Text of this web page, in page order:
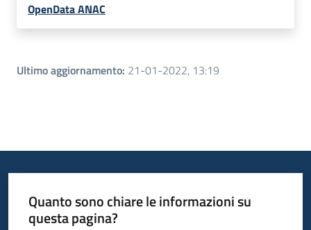
OpenData ANAC
Ultimo aggiornamento: 21-01-2022, 13:19
Quanto sono chiare le informazioni su
questa pagina?